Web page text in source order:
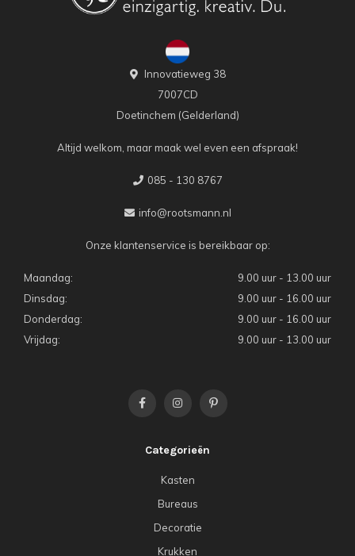
Innovatieweg 38
7007CD
Doetinchem (Gelderland)
Altijd welkom, maar maak wel even een afspraak!
085 - 130 8767
info@rootsmann.nl
Onze klantenservice is bereikbaar op:
Maandag:
9.00 uur - 13.00 uur
Dinsdag:
9.00 uur - 16.00 uur
Donderdag:
9.00 uur - 16.00 uur
Vrijdag:
9.00 uur - 13.00 uur
Categorieën
Kasten
Bureaus
Decoratie
Krukken